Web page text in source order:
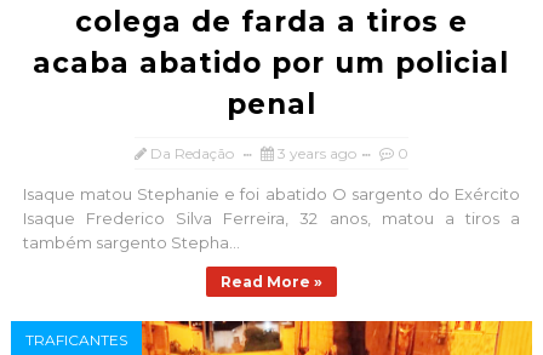
colega de farda a tiros e
acaba abatido por um policial
penal
Da Redação 3 years ago 0
Isaque matou Stephanie e foi abatido O sargento do Exército
Isaque Frederico Silva Ferreira, 32 anos, matou a tiros a
também sargento Stepha...
Read More »
TRAFICANTES